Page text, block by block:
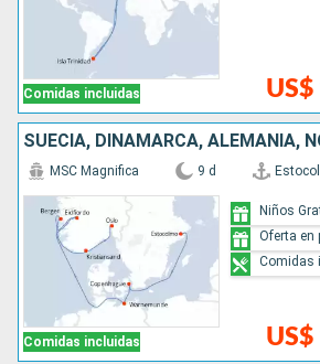
Comidas incluidas US$
Comidas incluidas
MSC Magnifica 9 d
US$
Niños
Oferta en
Comidas